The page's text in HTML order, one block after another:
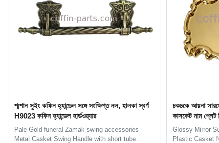
শ্মশান সুইং কফিন হ্যান্ডেল সঙ্গে সংক্ষিপ্ত নল, হালকা স্বর্ণ
H9023 কফিন হ্যান্ডেল হার্ডওয়্যার
Pale Gold funeral Zamak swing accessories
Metal Casket Swing Handle with short tube
চকচকে আয়না
কাসকেট নাম প্লেট
Glossy Mirror
Plastic Casket